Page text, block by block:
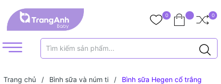
0 0
Trang chủ / Bình sữa và núm ti / Bình sữa Hegen cổ trắng